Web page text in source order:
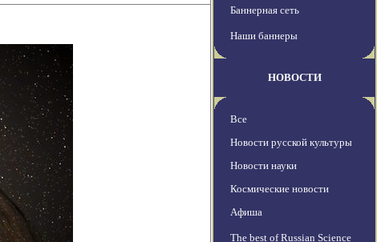
Баннерная сеть
Наши баннеры
НОВОСТИ
Все
Новости русской культуры
Новости науки
Космические новости
Афиша
The best of Russian Science